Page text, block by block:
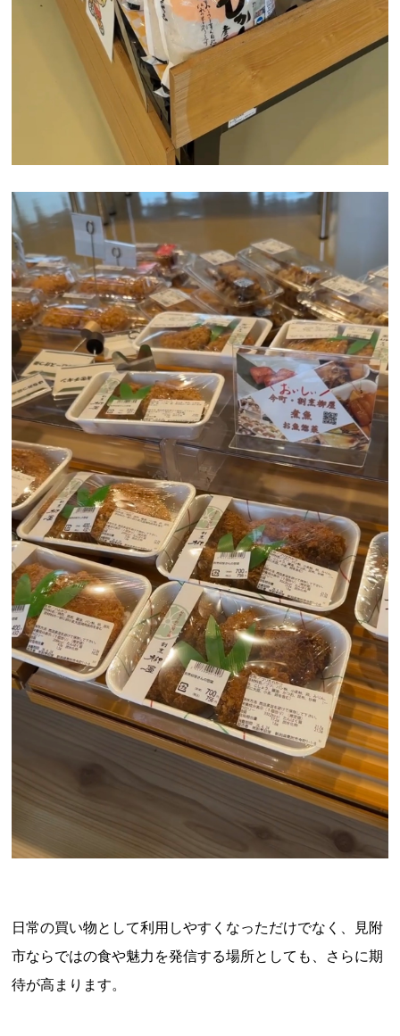
日常の買い物として利用しやすくなっただけでなく、見附
市ならではの食や魅力を発信する場所としても、さらに期
待が高まります。